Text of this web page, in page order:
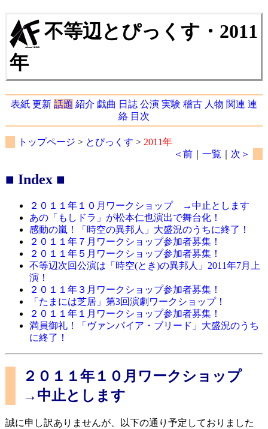
不等辺とぴっくす・2011
年
表紙 更新 話題 紹介 戯曲 日誌 公演 実験 稽古 人物 関連 連
絡 目次
トップページ > とぴっくす > 2011年
＜前 ｜一覧 次＞
■ Index ■
２０１１年１０月ワークショップ →中止とします
あの「もしドラ」が松本仁也演出で舞台化！
感動の嵐！「時空の異邦人」大盛況のうちに終了！
２０１１年７月ワークショップ参加者募集！
２０１１年５月ワークショップ参加者募集！
不等辺次回公演は「時空(とき)の異邦人」2011年7月上
演！
２０１１年３月ワークショップ参加者募集！
「たまには芝居」第3回演劇ワークショップ！
２０１１年１月ワークショップ参加者募集！
満員御礼！「ヴァンパイア・ブリード」大盛況のうち
に終了！
２０１１年１０月ワークショップ
→中止とします
誠に申し訳ありませんが、以下の通り予定しておりました